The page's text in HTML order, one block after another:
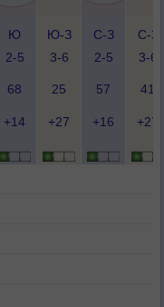
Ю
2-5
Ю-З
3-6
С-З
2-5
С-З
3-6
68 25 57 41
+14 +27 +16 +27